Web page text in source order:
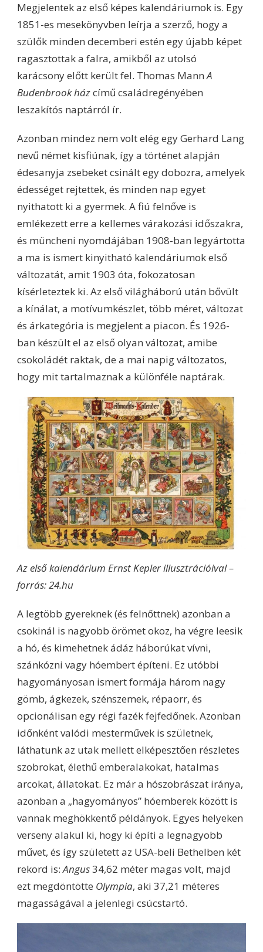
Megjelentek az első képes kalendáriumok is. Egy
1851-es mesekönyvben leírja a szerző, hogy a
szülők minden decemberi estén egy újabb képet
ragasztottak a falra, amikből az utolsó
karácsony előtt került fel. Thomas MannA
Budenbrook házcímű családregényében
leszakítós naptárról ír.
Azonban mindez nem volt elég egy Gerhard Lang
nevű német kisfiúnak, így a történet alapján
édesanyja zsebeket csinált egy dobozra, amelyek
édességet rejtettek, és minden nap egyet
nyithatott ki a gyermek. A fiú felnőve is
emlékezett erre a kellemes várakozási időszakra,
és müncheni nyomdájában 1908-ban legyártotta
a ma is ismert kinyitható kalendáriumok első
változatát, amit 1903 óta, fokozatosan
kísérleteztek ki. Az első világháború után bővült
a kínálat, a motívumkészlet, több méret, változat
és árkategória is megjelent a piacon. És 1926-
ban készült el az első olyan változat, amibe
csokoládét raktak, de a mai napig változatos,
hogy mit tartalmaznak a különféle naptárak.
Az első kalendárium Ernst Kepler illusztrációival –
forrás: 24.hu
A legtöbb gyereknek (és felnőttnek) azonban a
csokinál is nagyobb örömet okoz, ha végre leesik
a hó, és kimehetnek ádáz háborúkat vívni,
szánkózni vagy hóembert építeni. Ez utóbbi
hagyományosan ismert formája három nagy
gömb, ágkezek, szénszemek, répaorr, és
opcionálisan egy régi fazék fejfedőnek. Azonban
időnként valódi mesterművek is születnek,
láthatunk az utak mellett elképesztően részletes
szobrokat, élethű emberalakokat, hatalmas
arcokat, állatokat. Ez már a hószobrászat iránya,
azonban a „hagyományos” hóemberek között is
vannak meghökkentő példányok. Egyes helyeken
verseny alakul ki, hogy ki építi a legnagyobb
művet, és így született az USA-beli Bethelben két
rekord is:Angus34,62 méter magas volt, majd
ezt megdöntötte Olympia, aki 37,21 méteres
magasságával a jelenlegi csúcstartó.